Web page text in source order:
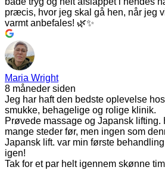
præcis, hvor jeg skal gå hen, når jeg
varmt anbefales! 🌿✨
Maria Wright
8 måneder siden
Jeg har haft den bedste oplevelse
smukke, behagelige og rolige klinik.
Prøvede massage og Japansk
mange steder før, men ingen som
Japansk lift. var min første
igen!
Tak for et par helt igennem skønne